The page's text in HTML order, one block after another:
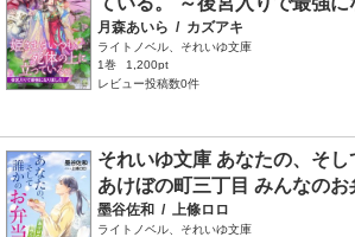
月森あいら / カズアキ
ライトノベル、それいゆ文庫
1巻
1,200pt
レビュー投稿数0件
それいゆ文庫 あなたの、そし
あけぼの町三丁目 みんなのお
墨谷佐和 / 上條ロロ
ライトノベル、それいゆ文庫